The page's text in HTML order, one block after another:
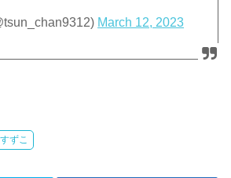
March 12, 2023
ずこ